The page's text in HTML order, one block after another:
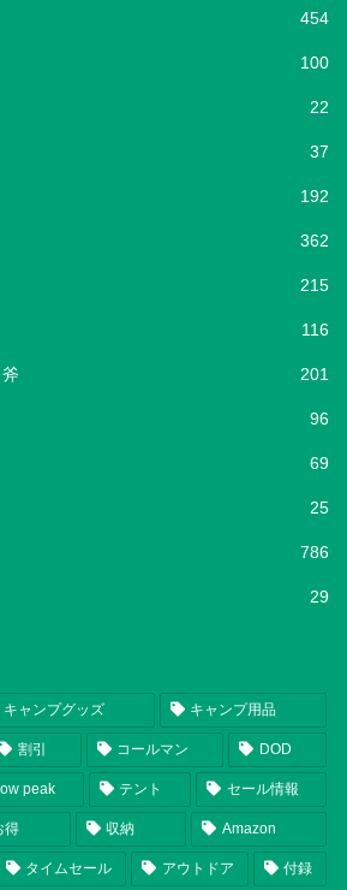
454
100
22
37
192
362
215
116
201
96
69
25
786
29
キャンプグッズ キャンプ用品
割引 コールマン DOD
peak テント セール情報
得 収納 Amazon
タイムセール アウトドア 付録